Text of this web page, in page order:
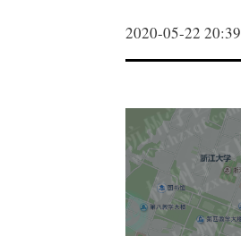
2020-05-22 20:39